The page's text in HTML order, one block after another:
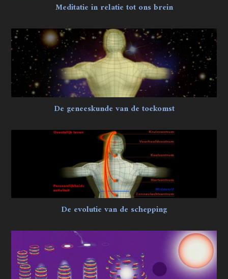
Meditatie in relatie tot ons brein
De geneeskunde van de toekomst
De evolutie van de schepping